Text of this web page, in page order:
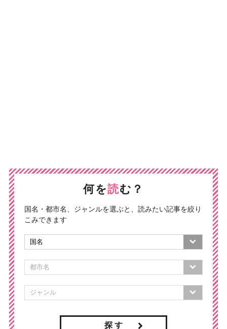
何を読む？
国名・都市名、ジャンルを選ぶと、読みたい記事を絞り
こみできます
探 す